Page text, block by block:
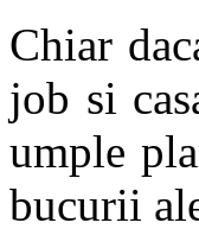
Chiar
job si
umple
bucurii